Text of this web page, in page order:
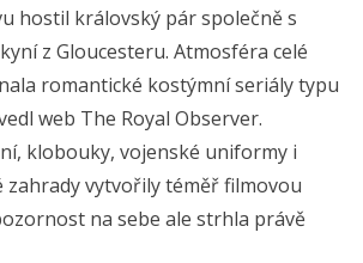
hostil královský pár společně s
z Gloucesteru. Atmosféra celé
romantické kostýmní seriály typu
web The Royal Observer.
klobouky, vojenské uniformy i
zahrady vytvořily téměř filmovou
na sebe ale strhla právě